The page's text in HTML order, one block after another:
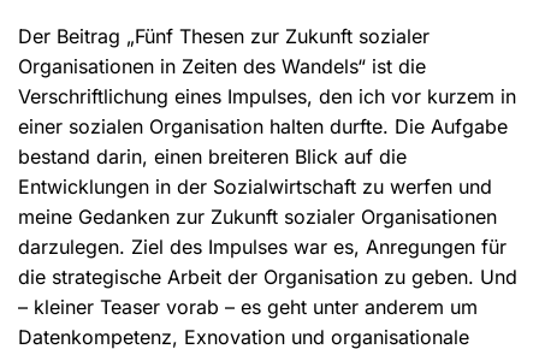
Der Beitrag „Fünf Thesen zur Zukunft sozialer
Organisationen in Zeiten des Wandels“ ist die
Verschriftlichung eines Impulses, den ich vor kurzem in
einer sozialen Organisation halten durfte. Die Aufgabe
bestand darin, einen breiteren Blick auf die
Entwicklungen in der Sozialwirtschaft zu werfen und
meine Gedanken zur Zukunft sozialer Organisationen
darzulegen. Ziel des Impulses war es, Anregungen für
die strategische Arbeit der Organisation zu geben. Und
– kleiner Teaser vorab – es geht unter anderem um
Datenkompetenz, Exnovation und organisationale